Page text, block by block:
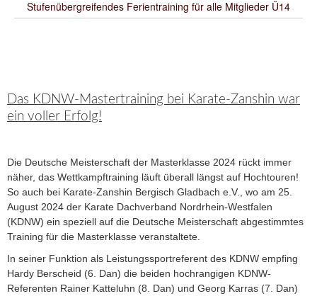
Stufenübergreifendes Ferientraining für alle Mitglieder Ü14
Das KDNW-Mastertraining bei Karate-Zanshin war
ein voller Erfolg!
Die Deutsche Meisterschaft der Masterklasse 2024 rückt immer
näher, das Wettkampftraining läuft überall längst auf Hochtouren!
So auch bei Karate-Zanshin Bergisch Gladbach e.V., wo am 25.
August 2024 der Karate Dachverband Nordrhein-Westfalen
(KDNW) ein speziell auf die Deutsche Meisterschaft abgestimmtes
Training für die Masterklasse veranstaltete.
In seiner Funktion als Leistungssportreferent des KDNW empfing
Hardy Berscheid (6. Dan) die beiden hochrangigen KDNW-
Referenten Rainer Katteluhn (8. Dan) und Georg Karras (7. Dan)